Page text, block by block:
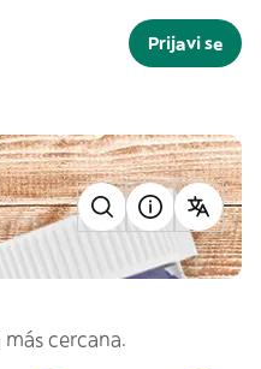
Prijavi se
cercana.